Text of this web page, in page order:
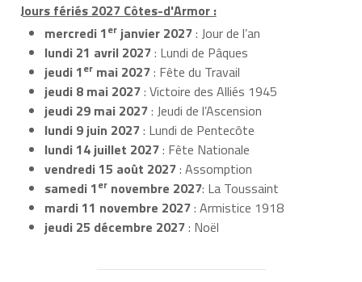
Jours fériés 2027 Côtes-d'Armor :
mercredi 1er janvier 2027: Jour de l’an
lundi 21 avril 2027: Lundi de Pâques
jeudi 1er mai 2027: Fête du Travail
jeudi 8 mai 2027: Victoire des Alliés 1945
jeudi 29 mai 2027: Jeudi de l’Ascension
lundi 9 juin 2027: Lundi de Pentecôte
lundi 14 juillet 2027: Fête Nationale
vendredi 15 août 2027: Assomption
samedi 1er novembre 2027: La Toussaint
mardi 11 novembre 2027: Armistice 1918
jeudi 25 décembre 2027: Noël